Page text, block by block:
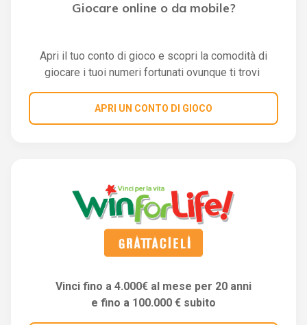
Giocare online o da mobile?
Apri il tuo conto di gioco e scopri la comodità di
giocare i tuoi numeri fortunati ovunque ti trovi
APRI UN CONTO DI GIOCO
Vinci fino a 4.000€ al mese per 20 anni
e fino a 100.000 € subito